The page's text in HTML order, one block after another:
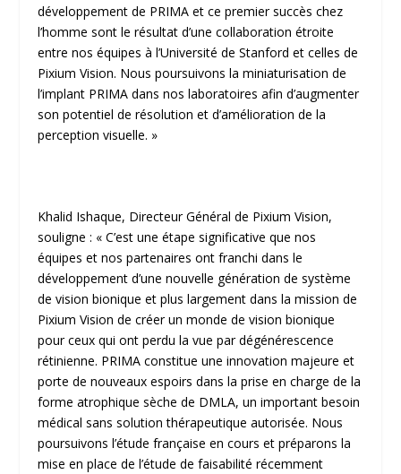
développement de PRIMA et ce premier succès chez
l’homme sont le résultat d’une collaboration étroite
entre nos équipes à l’Université de Stanford et celles de
Pixium Vision. Nous poursuivons la miniaturisation de
l’implant PRIMA dans nos laboratoires afin d’augmenter
son potentiel de résolution et d’amélioration de la
perception visuelle. »
Khalid Ishaque, Directeur Général de Pixium Vision,
souligne : «C’est une étape significative que nos
équipes et nos partenaires ont franchi dans le
développement d’une nouvelle génération de système
de vision bionique et plus largement dans la mission de
Pixium Vision de créer un monde de vision bionique
pour ceux qui ont perdu la vue par dégénérescence
rétinienne. PRIMA constitue une innovation majeure et
porte de nouveaux espoirs dans la prise en charge de la
forme atrophique sèche de DMLA, un important besoin
médical sans solution thérapeutique autorisée. Nous
poursuivons l’étude française en cours et préparons la
mise en place de l’étude de faisabilité récemment